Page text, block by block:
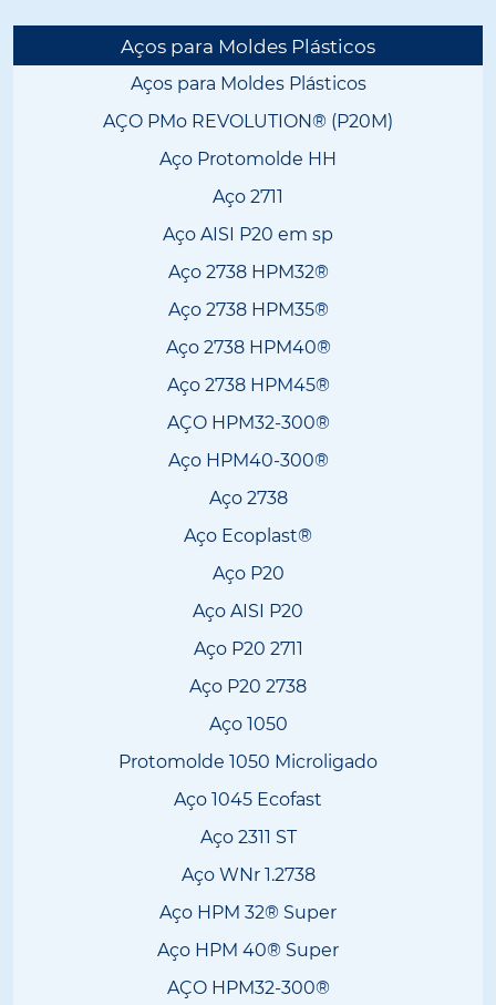
Aços para Moldes Plásticos
Aços para Moldes Plásticos
AÇO PMo REVOLUTION® (P20M)
Aço Protomolde HH
Aço 2711
Aço AISI P20 em sp
Aço 2738 HPM32®
Aço 2738 HPM35®
Aço 2738 HPM40®
Aço 2738 HPM45®
AÇO HPM32-300®
Aço HPM40-300®
Aço 2738
Aço Ecoplast®
Aço P20
Aço AISI P20
Aço P20 2711
Aço P20 2738
Aço 1050
Protomolde 1050 Microligado
Aço 1045 Ecofast
Aço 2311 ST
Aço WNr 1.2738
Aço HPM 32® Super
Aço HPM 40® Super
AÇO HPM32-300®